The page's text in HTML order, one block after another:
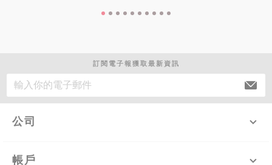
訂閱電子報獲取最新資訊
公司
帳戶